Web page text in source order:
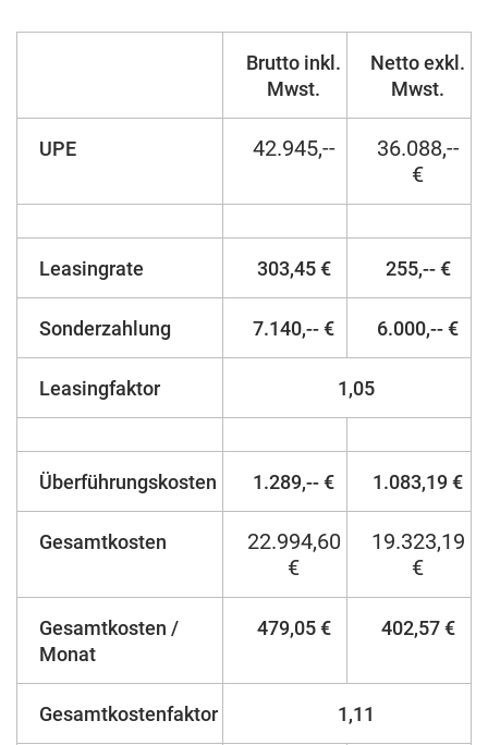
Brutto inkl.
Mwst.
Netto exkl.
Mwst.
UPE 42.945,--
36.088,--
€
Leasingrate 303,45 € 255,-- €
Sonderzahlung 7.140,-- € 6.000,-- €
Leasingfaktor 1,05
Überführungskosten 1.289,-- € 1.083,19 €
Gesamtkosten
22.994,60
€
19.323,19
€
Gesamtkosten /
Monat
479,05 € 402,57 €
Gesamtkostenfaktor 1,11